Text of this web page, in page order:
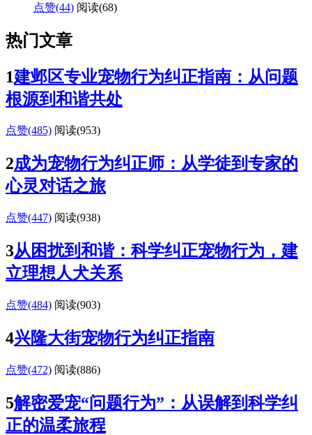
点赞(44) 阅读(68)
热门文章
1建邺区专业宠物行为纠正指南：从问题
根源到和谐共处
点赞(485) 阅读(953)
2成为宠物行为纠正师：从学徒到专家的
心灵对话之旅
点赞(447) 阅读(938)
3从困扰到和谐：科学纠正宠物行为，建
立理想人犬关系
点赞(484) 阅读(903)
4兴隆大街宠物行为纠正指南
点赞(472) 阅读(886)
5解密爱宠“问题行为”：从误解到科学纠
正的温柔旅程